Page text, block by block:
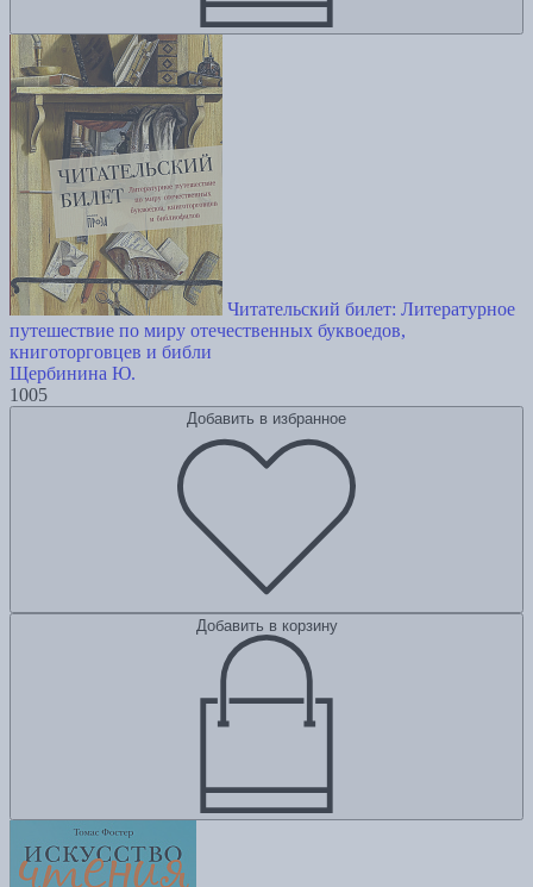
Читательский билет: Литературное
путешествие по миру отечественных буквоедов,
книготорговцев и библи
Щербинина Ю.
1005
Добавить в избранное
Добавить в корзину